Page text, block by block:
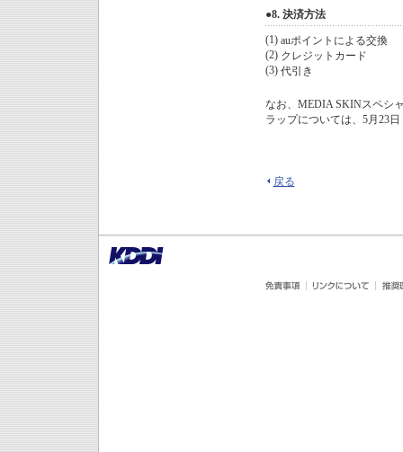
●8. 決済方法
(1) auポイントによる交換
(2) クレジットカード
(3) 代引き
なお、MEDIA SKINスペシ
ラップについては、5月23
戻る